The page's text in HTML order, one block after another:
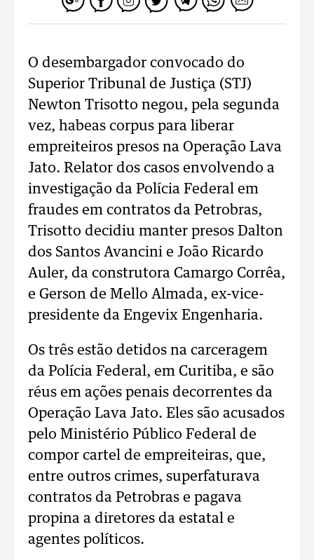
O desembargador convocado do
Superior Tribunal de Justiça (STJ)
Newton Trisotto negou, pela segunda
vez, habeas corpus para liberar
empreiteiros presos na Operação Lava
Jato. Relator dos casos envolvendo a
investigação da Polícia Federal em
fraudes em contratos da Petrobras,
Trisotto decidiu manter presos Dalton
dos Santos Avancini e João Ricardo
Auler, da construtora Camargo Corrêa,
e Gerson de Mello Almada, ex-vice-
presidente da Engevix Engenharia.
Os três estão detidos na carceragem
da Polícia Federal, em Curitiba, e são
réus em ações penais decorrentes da
Operação Lava Jato. Eles são acusados
pelo Ministério Público Federal de
compor cartel de empreiteiras, que,
entre outros crimes, superfaturava
contratos da Petrobras e pagava
propina a diretores da estatal e
agentes políticos.